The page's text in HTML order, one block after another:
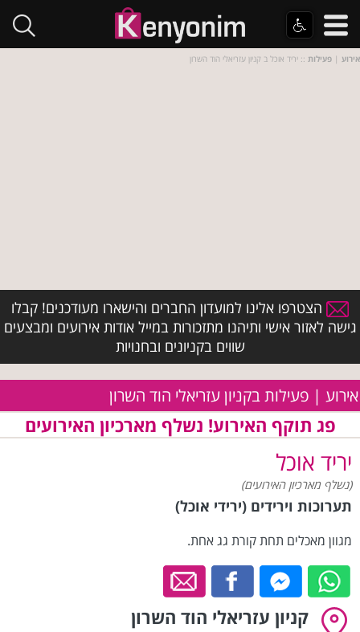
אירוע | פעילות :: יריד אוכל ב קניון עזריאלי הוד השרון
הצטרפו אלינו למועדון החברים והישארו מעודכנים! קבלו
גישה לאזור אישי ותיהנו מתזכורות במייל אודות אירועים ומבצעים
שווים בקניונים ובחנויות
אירוע | פעילות בקניון עזריאלי הוד השרון
פג תוקף האירוע! נשלף מארכיון האירועים
יריד אוכל
(נשלף מארכיון האירועים)
תערוכות וירידים (ירידי אוכל)
מגוון מאכלים תחת קורת גג אחת.
קניון עזריאלי הוד השרון